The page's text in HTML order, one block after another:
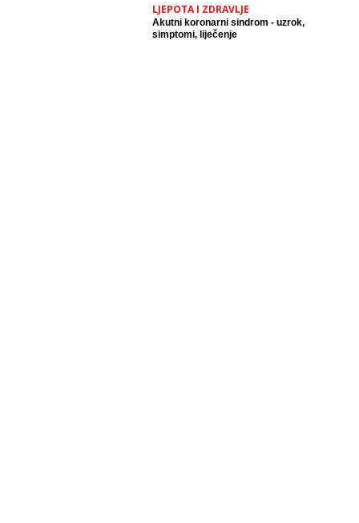
LJEPOTA I ZDRAVLJE
Akutni koronarni sindrom - uzrok,
simptomi, liječenje